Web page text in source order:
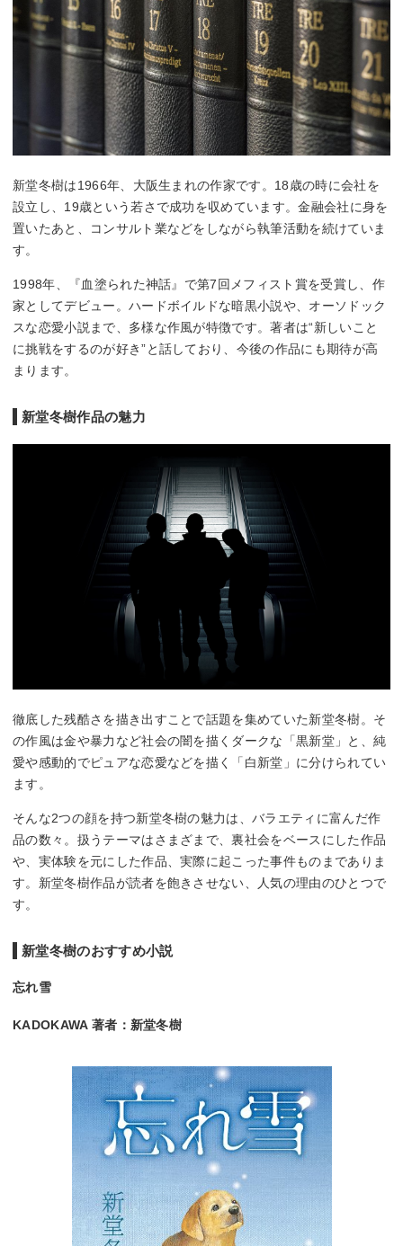
新堂冬樹は1966年、大阪生まれの作家です。18歳の時に会社を
設立し、19歳という若さで成功を収めています。金融会社に身を
置いたあと、コンサルト業などをしながら執筆活動を続けていま
す。
1998年、『血塗られた神話』で第7回メフィスト賞を受賞し、作
家としてデビュー。ハードボイルドな暗黒小説や、オーソドック
スな恋愛小説まで、多様な作風が特徴です。著者は“新しいこと
に挑戦をするのが好き”と話しており、今後の作品にも期待が高
まります。
新堂冬樹作品の魅力
徹底した残酷さを描き出すことで話題を集めていた新堂冬樹。そ
の作風は金や暴力など社会の闇を描くダークな「黒新堂」と、純
愛や感動的でピュアな恋愛などを描く「白新堂」に分けられてい
ます。
そんな2つの顔を持つ新堂冬樹の魅力は、バラエティに富んだ作
品の数々。扱うテーマはさまざまで、裏社会をベースにした作品
や、実体験を元にした作品、実際に起こった事件ものまでありま
す。新堂冬樹作品が読者を飽きさせない、人気の理由のひとつで
す。
新堂冬樹のおすすめ小説
忘れ雪
KADOKAWA 著者：新堂冬樹